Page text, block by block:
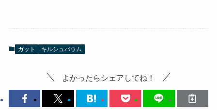
ガット キルシュバウム
よかったらシェアしてね！